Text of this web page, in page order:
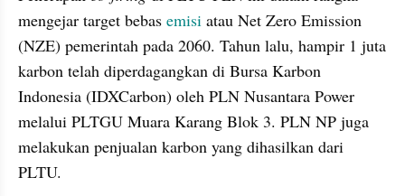
mengejar target bebas emisi atau Net Zero Emission
(NZE) pemerintah pada 2060. Tahun lalu, hampir 1 juta
karbon telah diperdagangkan di Bursa Karbon
Indonesia (IDXCarbon) oleh PLN Nusantara Power
melalui PLTGU Muara Karang Blok 3. PLN NP juga
melakukan penjualan karbon yang dihasilkan dari
PLTU.